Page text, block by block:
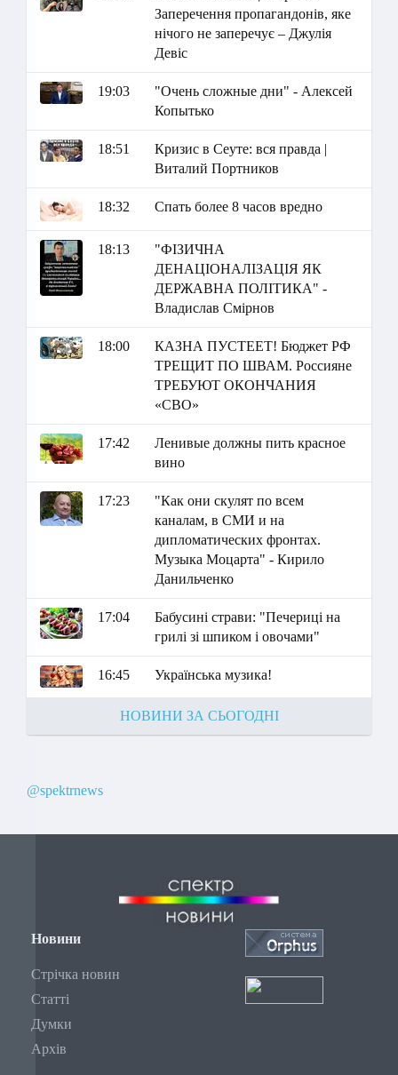
Заперечення пропагандонів, яке
нічого не заперечує – Джулія
Девіс
19:03
"Очень сложные дни" - Алексей
Копытько
18:51
Кризис в Сеуте: вся правда |
Виталий Портников
18:32 Спать более 8 часов вредно
18:13
"ФІЗИЧНА
ДЕНАЦІОНАЛІЗАЦІЯ ЯК
ДЕРЖАВНА ПОЛІТИКА" -
Владислав Смірнов
18:00
КАЗНА ПУСТЕЕТ! Бюджет РФ
ТРЕЩИТ ПО ШВАМ. Россияне
ТРЕБУЮТ ОКОНЧАНИЯ
«СВО»
17:42
Ленивые должны пить красное
вино
17:23
"Как они скулят по всем
каналам, в СМИ и на
дипломатических фронтах.
Музыка Моцарта" - Кирило
Данильченко
17:04
Бабусині страви: "Печериці на
грилі зі шпиком і овочами"
16:45 Українська музика!
НОВИНИ ЗА СЬОГОДНІ
@spektrnews
Новини
Стрічка новин
Статті
Думки
Архів